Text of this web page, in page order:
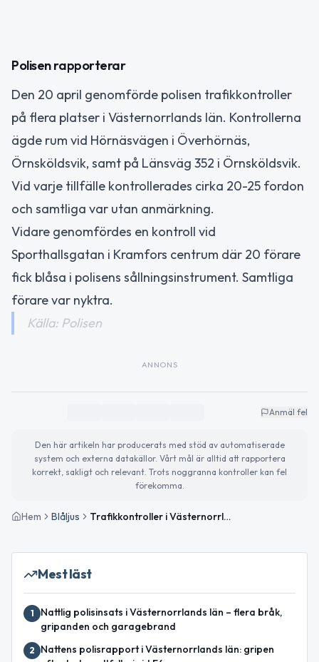
Polisen rapporterar
Den 20 april genomförde polisen trafikkontroller
på flera platser i Västernorrlands län. Kontrollerna
ägde rum vid Hörnäsvägen i Överhörnäs,
Örnsköldsvik, samt på Länsväg 352 i Örnsköldsvik.
Vid varje tillfälle kontrollerades cirka 20-25 fordon
och samtliga var utan anmärkning.
Vidare genomfördes en kontroll vid
Sporthallsgatan i Kramfors centrum där 20 förare
fick blåsa i polisens sållningsinstrument. Samtliga
förare var nyktra.
Källa: Polisen
ANNONS
Anmäl fel
Den här artikeln har producerats med stöd av automatiserade
system och externa datakällor. Vårt mål är alltid att rapportera
korrekt, sakligt och relevant. Trots noggranna kontroller kan fel
förekomma.
Hem Blåljus Trafikkontroller i Västernorrlands län utan anmärkning
Mest läst
1
Nattlig polisinsats i Västernorrlands län – flera bråk,
gripanden och garagebrand
2
Nattens polisrapport i Västernorrlands län: gripen